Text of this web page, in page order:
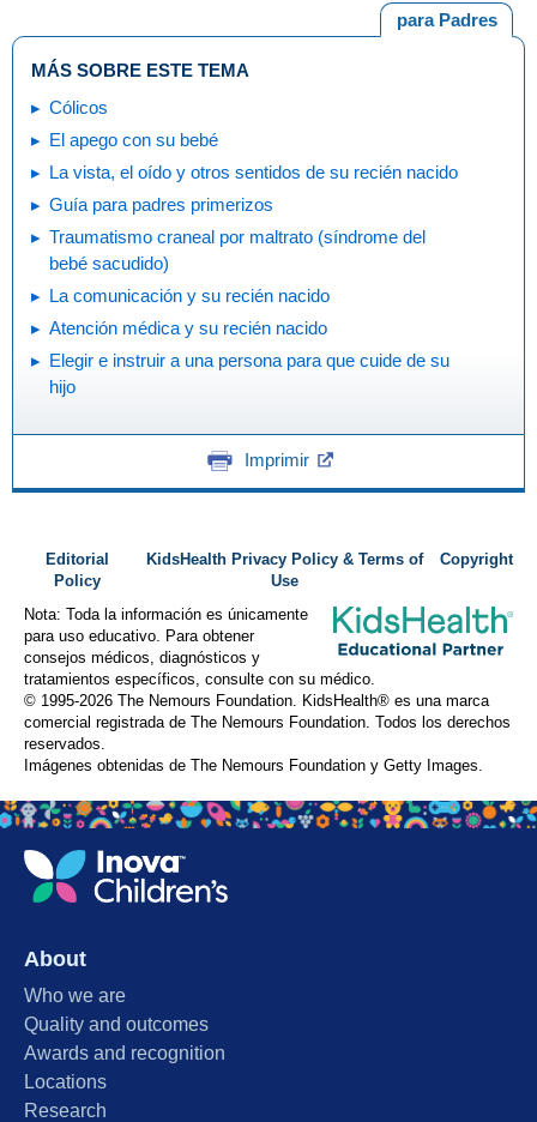
para Padres
MÁS SOBRE ESTE TEMA
Cólicos
El apego con su bebé
La vista, el oído y otros sentidos de su recién nacido
Guía para padres primerizos
Traumatismo craneal por maltrato (síndrome del
bebé sacudido)
La comunicación y su recién nacido
Atención médica y su recién nacido
Elegir e instruir a una persona para que cuide de su
hijo
Imprimir
Editorial
Policy
KidsHealth Privacy Policy & Terms of
Use
Copyright
Nota: Toda la información es únicamente
para uso educativo. Para obtener
consejos médicos, diagnósticos y
tratamientos específicos, consulte con su médico.
© 1995-2026 The Nemours Foundation. KidsHealth® es una marca
comercial registrada de The Nemours Foundation. Todos los derechos
reservados.
Imágenes obtenidas de The Nemours Foundation y Getty Images.
About
Who we are
Quality and outcomes
Awards and recognition
Locations
Research